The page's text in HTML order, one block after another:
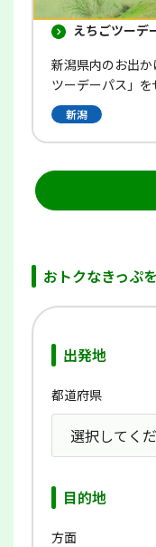
えちごツーデ
新潟県内のお出
ツーデーパス」を
新潟
おトクなきっぷ
出発地
都道府県
目的地
方面